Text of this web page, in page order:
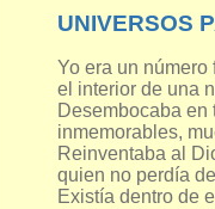
UNIVERSOS
Yo era un número
el interior de una
Desembocaba
inmemorables,
Reinventaba al
quien no perdía
Existía dentro de